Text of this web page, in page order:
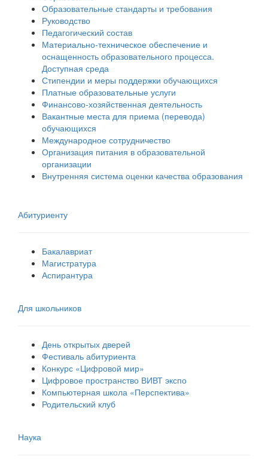
Образовательные стандарты и требования
Руководство
Педагогический состав
Материально-техническое обеспечение и
оснащенность образовательного процесса.
Доступная среда
Стипендии и меры поддержки обучающихся
Платные образовательные услуги
Финансово-хозяйственная деятельность
Вакантные места для приема (перевода)
обучающихся
Международное сотрудничество
Организация питания в образовательной
организации
Внутренняя система оценки качества образования
Абитуриенту
Бакалавриат
Магистратура
Аспирантура
Для школьников
День открытых дверей
Фестиваль абитуриента
Конкурс «Цифровой мир»
Цифровое пространство ВИВТ экспо
Компьютерная школа «Перспектива»
Родительский клуб
Наука